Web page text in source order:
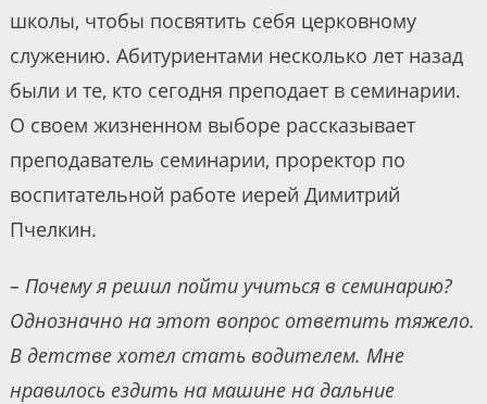
школы, чтобы посвятить себя церковному
служению. Абитуриентами несколько лет назад
были и те, кто сегодня преподает в семинарии.
О своем жизненном выборе рассказывает
преподаватель семинарии, проректор по
воспитательной работе иерей Димитрий
Пчелкин.
– Почему я решил пойти учиться в семинарию?
Однозначно на этот вопрос ответить тяжело.
В детстве хотел стать водителем. Мне
нравилось ездить на машине на дальние